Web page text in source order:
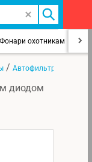
Фонари охотникам
/ Автофильтры
диодом